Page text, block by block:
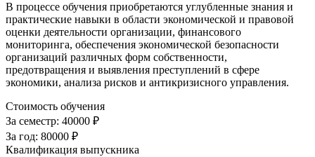
В процессе обучения приобретаются углубленные знания и
практические навыки в области экономической и правовой
оценки деятельности организации, финансового
мониторинга, обеспечения экономической безопасности
организаций различных форм собственности,
предотвращения и выявления преступлений в сфере
экономики, анализа рисков и антикризисного управления.
Стоимость обучения
За семестр: 40000 ₽
За год: 80000 ₽
Квалификация выпускника